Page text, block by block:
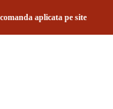
aplicata pe site